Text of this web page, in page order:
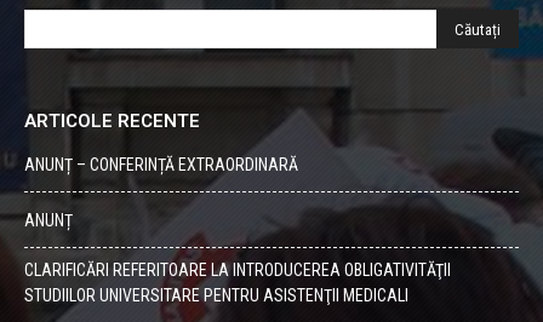
ARTICOLE RECENTE
ANUNȚ – CONFERINȚĂ EXTRAORDINARĂ
ANUNȚ
CLARIFICĂRI REFERITOARE LA INTRODUCEREA OBLIGATIVITĂŢII
STUDIILOR UNIVERSITARE PENTRU ASISTENŢII MEDICALI